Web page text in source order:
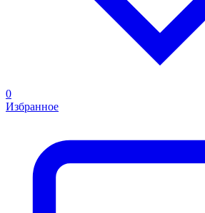
0
Избранное